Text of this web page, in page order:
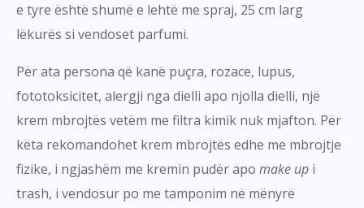
e tyre është shumë e lehtë me spraj, 25 cm larg
lëkurës si vendoset parfumi.
Për ata persona që kanë puçra, rozace, lupus,
fototoksicitet, alergji nga dielli apo njolla dielli, një
krem mbrojtës vetëm me filtra kimik nuk mjafton. Për
këta rekomandohet krem mbrojtës edhe me mbrojtje
fizike, i ngjashëm me kremin pudër apo make up i
trash, i vendosur po me tamponim në mënyrë